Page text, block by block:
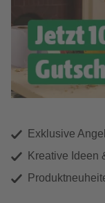
Exklusive
Kreative Ideen